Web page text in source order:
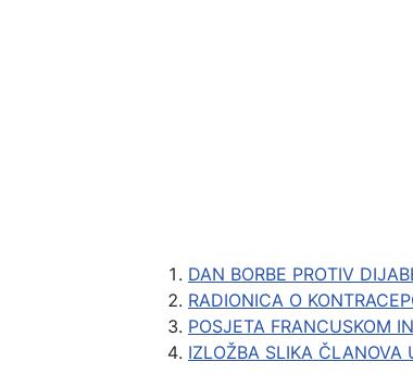
DAN BORBE PROTIV
RADIONICA O
POSJETA FRANCUSKOM
IZLOŽBA SLIKA ČLANOVA